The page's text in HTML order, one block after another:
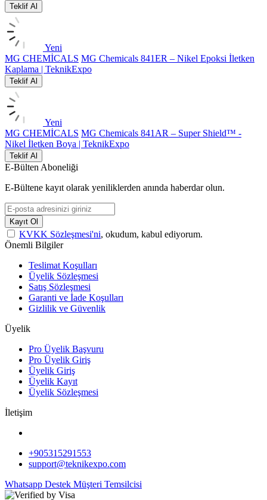
Teklif Al
Yeni
MG CHEMİCALS MG Chemicals 841ER – Nikel Epoksi İletken
Kaplama | TeknikExpo
Teklif Al
Yeni
MG CHEMİCALS MG Chemicals 841AR – Super Shield™ -
Nikel İletken Boya | TeknikExpo
Teklif Al
E-Bülten Aboneliği
E-Bültene kayıt olarak yeniliklerden anında haberdar olun.
Kayıt Ol
KVKK Sözleşmesi'ni, okudum, kabul ediyorum.
Önemli Bilgiler
Teslimat Koşulları
Üyelik Sözleşmesi
Satış Sözleşmesi
Garanti ve İade Koşulları
Gizlilik ve Güvenlik
Üyelik
Pro Üyelik Başvuru
Pro Üyelik Giriş
Üyelik Giriş
Üyelik Kayıt
Üyelik Sözleşmesi
İletişim
+905315291553
support@teknikexpo.com
Whatsapp Destek Müşteri Temsilcisi